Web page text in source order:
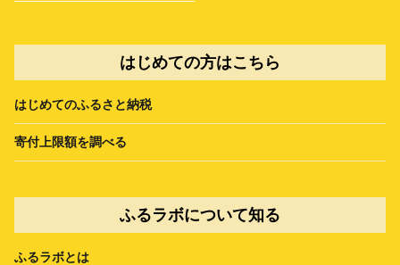
はじめての方はこちら
はじめてのふるさと納税
寄付上限額を調べる
ふるラボについて知る
ふるラボとは